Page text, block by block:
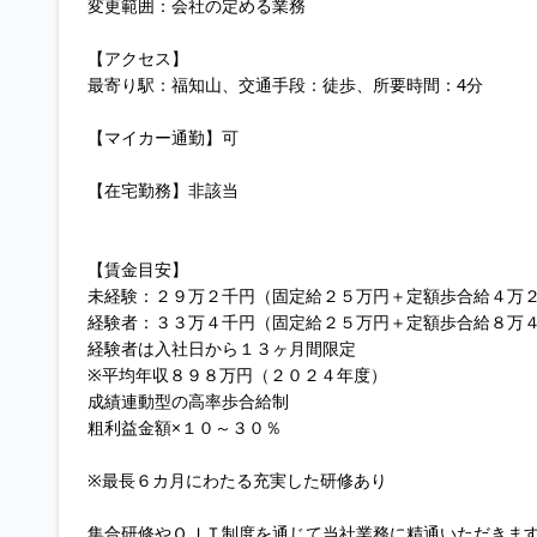
変更範囲：会社の定める業務
【アクセス】
最寄り駅：福知山、交通手段：徒歩、所要時間：4分
【マイカー通勤】可
【在宅勤務】非該当
【賃金目安】
未経験：２９万２千円（固定給２５万円＋定額歩合給４万２
経験者：３３万４千円（固定給２５万円＋定額歩合給８万４
経験者は入社日から１３ヶ月間限定
※平均年収８９８万円（２０２４年度）
成績連動型の高率歩合給制
粗利益金額×１０～３０％
※最長６カ月にわたる充実した研修あり